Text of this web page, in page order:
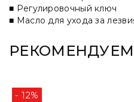
■ Регулировочный ключ
■ Масло для ухода за
- 12%